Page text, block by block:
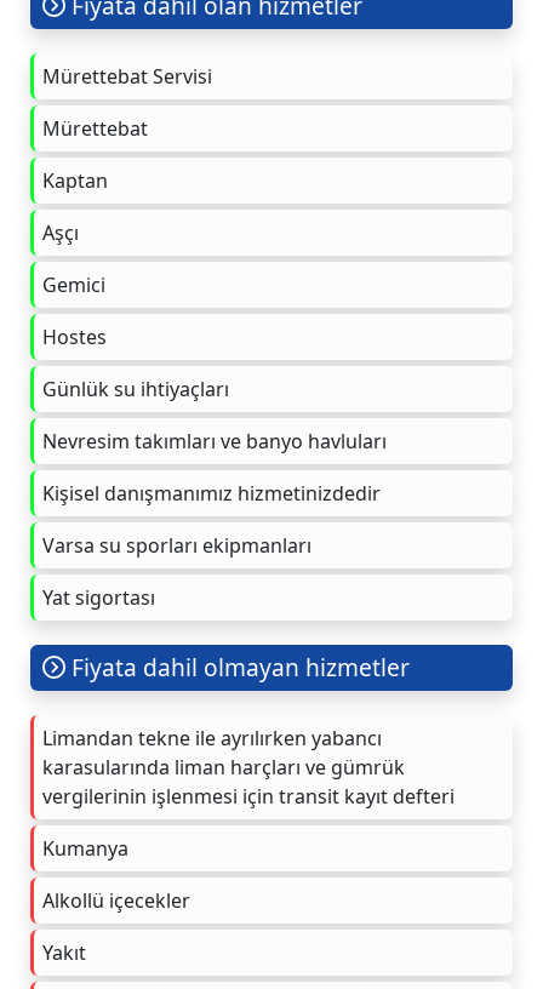
Mürettebat Servisi
Mürettebat
Kaptan
Aşçı
Gemici
Hostes
Günlük su ihtiyaçları
Nevresim takımları ve banyo havluları
Kişisel danışmanımız hizmetinizdedir
Varsa su sporları ekipmanları
Yat sigortası
Fiyata dahil olmayan hizmetler
Limandan tekne ile ayrılırken yabancı
karasularında liman harçları ve gümrük
vergilerinin işlenmesi için transit kayıt defteri
Kumanya
Alkollü içecekler
Yakıt